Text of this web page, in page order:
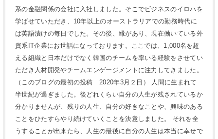
系の金融関係の会社に入社しました。そこでビジネスのイロハを
学ばせていただき、10年以上のオーストラリアでの勤務時代に
は英語漬けの毎日でした。その後、縁があり、現在働いている外
資系IT企業にお世話になっております。ここでは、1,000名を超
える組織と日本だけでなく韓国のチームを率いる経験をさせてい
ただき人材開発やチームエンゲージメントに注力してきました。
（このブログの最初の投稿 2020年3月２日） 人間に生まれて
半世紀が過ぎました。後どれくらい自分の人生が残されているか
分かりませんが、残りの人生、自分の好きなことや、興味のある
ことをひたすらやり続けていくことを決意しました。 それを全
うすることが出来たら、人生の最後に自分の人生は本当に幸せで